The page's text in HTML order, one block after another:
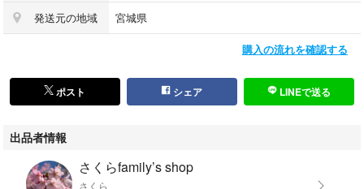
発送元の地域 宮城県
購入の流れを確認する
ポスト シェア LINEで送る
出品者情報
さくらfamily’s shop
さくら